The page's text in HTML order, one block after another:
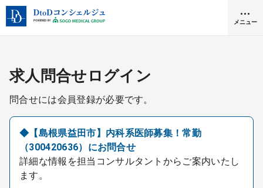
メニュー
クリニック開業
DtoDとは
お問合せ
医院の譲渡・売却をお考えの方
求人問合せログイン
問合せには会員登録が必要です。
◆【島根県益田市】内科系医師募集！常勤
（300420636）にお問合せ
詳細な情報を担当コンサルタントからご案内いたし
ます。